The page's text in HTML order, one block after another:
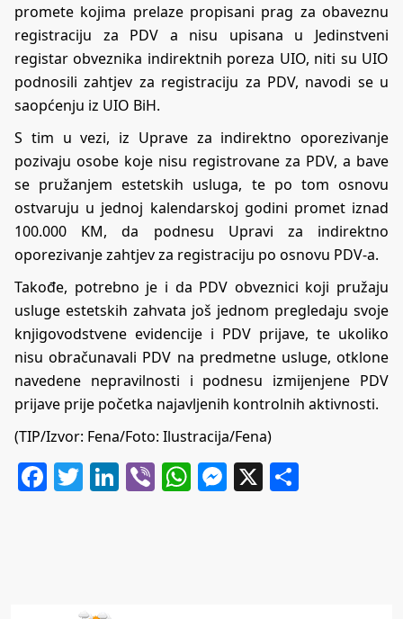
promete kojima prelaze propisani prag za obaveznu
registraciju za PDV a nisu upisana u Jedinstveni
registar obveznika indirektnih poreza UIO, niti su UIO
podnosili zahtjev za registraciju za PDV, navodi se u
saopćenju iz UIO BiH.
S tim u vezi, iz Uprave za indirektno oporezivanje
pozivaju osobe koje nisu registrovane za PDV, a bave
se pružanjem estetskih usluga, te po tom osnovu
ostvaruju u jednoj kalendarskoj godini promet iznad
100.000 KM, da podnesu Upravi za indirektno
oporezivanje zahtjev za registraciju po osnovu PDV-a.
Takođe, potrebno je i da PDV obveznici koji pružaju
usluge estetskih zahvata još jednom pregledaju svoje
knjigovodstvene evidencije i PDV prijave, te ukoliko
nisu obračunavali PDV na predmetne usluge, otklone
navedene nepravilnosti i podnesu izmijenjene PDV
prijave prije početka najavljenih kontrolnih aktivnosti.
(TIP/Izvor: Fena/Foto: Ilustracija/Fena)
Facebook
Twitter
LinkedIn
ViberWhatsApp
Messenger
X